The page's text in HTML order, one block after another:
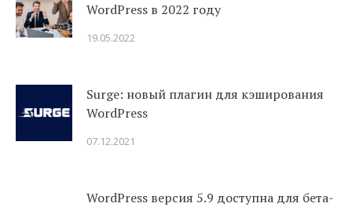
WordPress в 2022 году
19.05.2022
Surge: новый плагин для кэширования
WordPress
07.12.2021
WordPress версия 5.9 доступна для бета-